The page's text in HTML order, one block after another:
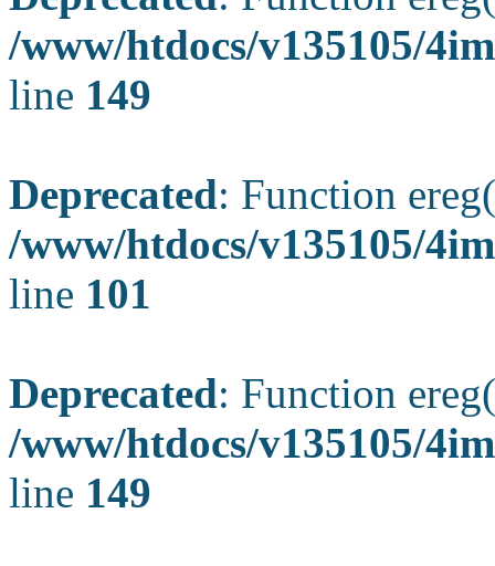
/www/htdocs/v135105/
line 149
Deprecated: Function
/www/htdocs/v135105/
line 101
Deprecated: Function
/www/htdocs/v135105/
line 149